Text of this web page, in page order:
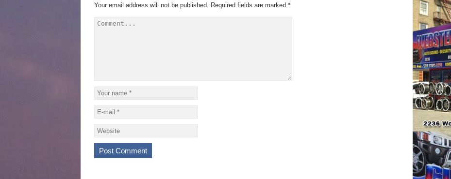
Your email address will not be published. Required fields are marked *